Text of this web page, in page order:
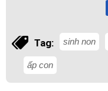
Tag: sinh non
ấp con